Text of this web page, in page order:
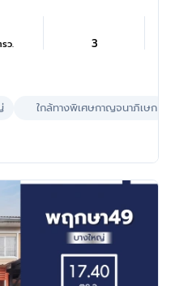
ว. 3
ใกล้ทางพิเศษกาญจนาภิเษก